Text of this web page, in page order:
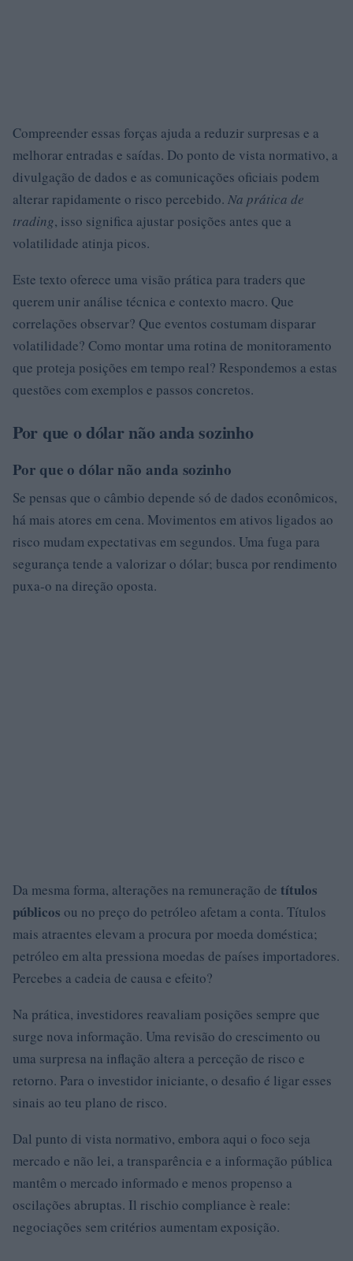
Compreender essas forças ajuda a reduzir surpresas e a
melhorar entradas e saídas. Do ponto de vista normativo, a
divulgação de dados e as comunicações oficiais podem
alterar rapidamente o risco percebido. Na prática de
trading, isso significa ajustar posições antes que a
volatilidade atinja picos.
Este texto oferece uma visão prática para traders que
querem unir análise técnica e contexto macro. Que
correlações observar? Que eventos costumam disparar
volatilidade? Como montar uma rotina de monitoramento
que proteja posições em tempo real? Respondemos a estas
questões com exemplos e passos concretos.
Por que o dólar não anda sozinho
Por que o dólar não anda sozinho
Se pensas que o câmbio depende só de dados econômicos,
há mais atores em cena. Movimentos em ativos ligados ao
risco mudam expectativas em segundos. Uma fuga para
segurança tende a valorizar o dólar; busca por rendimento
puxa-o na direção oposta.
Da mesma forma, alterações na remuneração de títulos
públicos ou no preço do petróleo afetam a conta. Títulos
mais atraentes elevam a procura por moeda doméstica;
petróleo em alta pressiona moedas de países importadores.
Percebes a cadeia de causa e efeito?
Na prática, investidores reavaliam posições sempre que
surge nova informação. Uma revisão do crescimento ou
uma surpresa na inflação altera a perceção de risco e
retorno. Para o investidor iniciante, o desafio é ligar esses
sinais ao teu plano de risco.
Dal punto di vista normativo, embora aqui o foco seja
mercado e não lei, a transparência e a informação pública
mantêm o mercado informado e menos propenso a
oscilações abruptas. Il rischio compliance è reale:
negociações sem critérios aumentam exposição.